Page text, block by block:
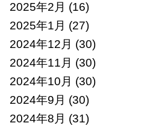
2025年2月 (16)
2025年1月 (27)
2024年12月 (30)
2024年11月 (30)
2024年10月 (30)
2024年9月 (30)
2024年8月 (31)